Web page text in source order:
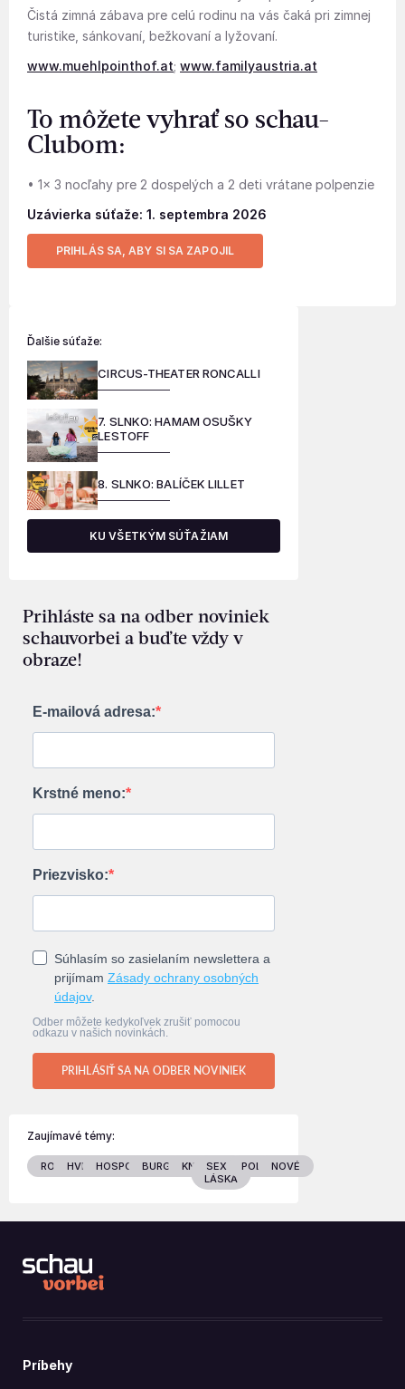
Čistá zimná zábava pre celú rodinu na vás čaká pri zimnej
turistike, sánkovaní, bežkovaní a lyžovaní.
www.muehlpointhof.at; www.familyaustria.at
To môžete vyhrať so schau-
Clubom:
• 1x 3 nocľahy pre 2 dospelých a 2 deti vrátane polpenzie
Uzávierka súťaže: 1. septembra 2026
PRIHLÁS SA, ABY SI SA ZAPOJIL
Ďalšie súťaže:
CIRCUS-THEATER RONCALLI
7. SLNKO: HAMAM OSUŠKY
LESTOFF
8. SLNKO: BALÍČEK LILLET
KU VŠETKÝM SÚŤAŽIAM
Prihláste sa na odber noviniek
schauvorbei a buďte vždy v
obraze!
E-mailová adresa:
Krstné meno:
Priezvisko:
Súhlasím so zasielaním newslettera a
prijímam Zásady ochrany osobných
údajov.
Odber môžete kedykoľvek zrušiť pomocou
odkazu v našich novinkách.
PRIHLÁSIŤ SA NA ODBER NOVINIEK
Zaujímavé témy:
RODINAHVIEZDYHOSPODÁRSTVO
BURGENLAND
KNIHYSEX &
LÁSKA
POLITIKA
NOVÉ
Príbehy